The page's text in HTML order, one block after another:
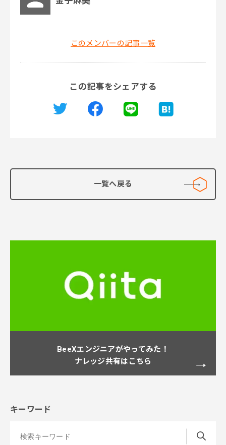
このメンバーの記事一覧
この記事をシェアする
一覧へ戻る
BeeXエンジニアがやってみた！
ナレッジ共有はこちら
キーワード